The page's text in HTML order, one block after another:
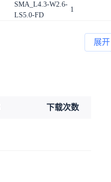
SMA_L4.3-W2.6-
LS5.0-FD
1
展开
下载次数